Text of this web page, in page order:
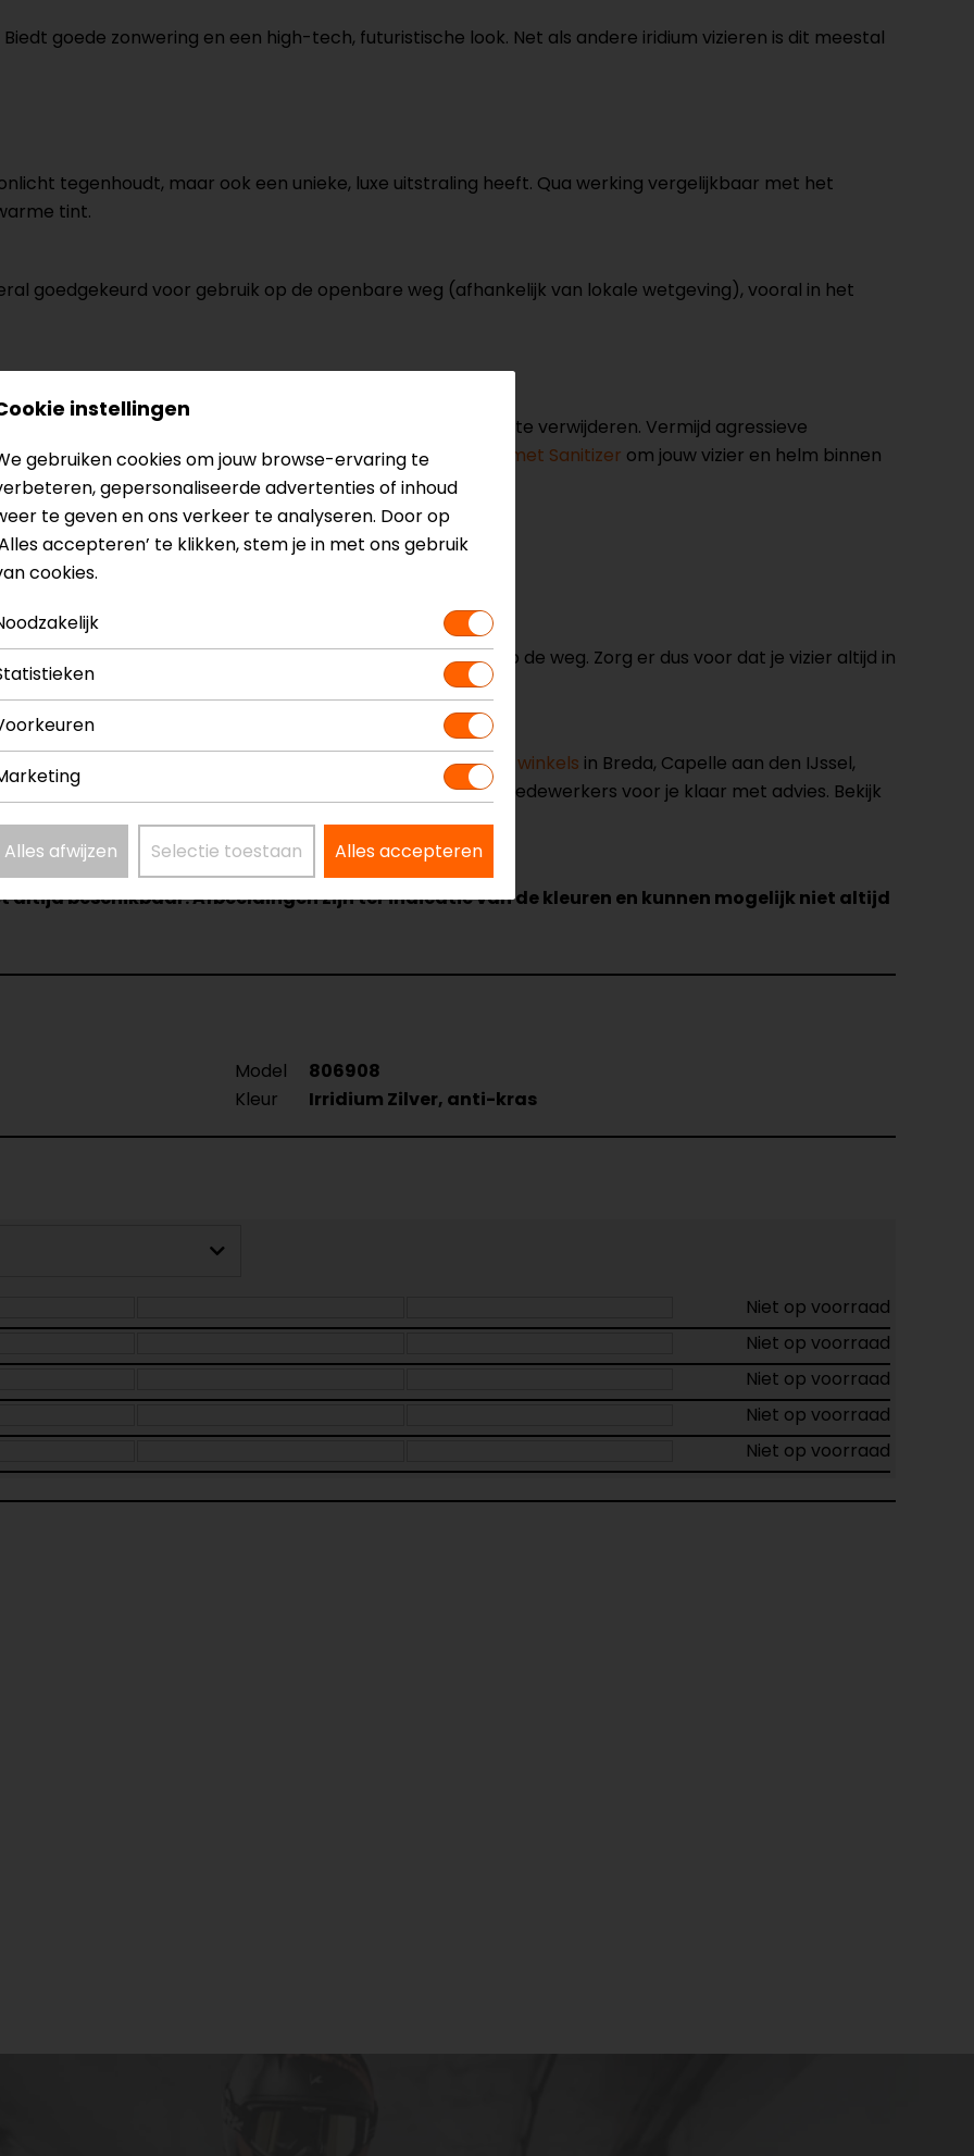
goede zonwering en een high-tech, futuristische look. Net als andere iridium vizieren is dit meestal
tegenhoudt, maar ook een unieke, luxe uitstraling heeft. Qua werking vergelijkbaar met het
tint.
goedgekeurd voor gebruik op de openbare weg (afhankelijk van lokale wetgeving), vooral in het
microvezeldoek om vuil- en insectenresten voorzichtig te verwijderen. Vermijd agressieve
aantasten. Ook kun je gebruikmaken van onze
Helmet Sanitizer om jouw vizier en helm binnen
en wrijf niet te hard om krassen te voorkomen.
voorkeur in een helmzak, om krassen te voorkomen.
alleen voor beter zicht, maar verhoogt ook je veiligheid op de weg. Zorg er dus voor dat je vizier altijd in
dan met ons op of kom langs in één vanonze winkels in Breda, Capelle aan den IJssel,
je het product bekijken & passen en staan onze verkoopmedewerkers voor je klaar met advies. Bekijk
altijd beschikbaar. Afbeeldingen zijn ter indicatie van de kleuren en kunnen mogelijk niet altijd
Model
806908
Kleur Irridium Zilver, anti-kras
Niet op voorraad
Niet op voorraad
Niet op voorraad
Niet op voorraad
Niet op voorraad
instellingen
gebruiken cookies om jouw browse-ervaring te
gepersonaliseerde advertenties of inhoud
te geven en ons verkeer te analyseren. Door op
accepteren’ te klikken, stem je in met ons gebruik
cookies.
Alles afwijzen Selectie toestaan Alles accepteren